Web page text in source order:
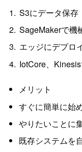
S3にデータ保存
SageMakerで機
エッジにデプロ
IotCore、
メリット
すぐに簡単に始
やりたいことに
既存システムを